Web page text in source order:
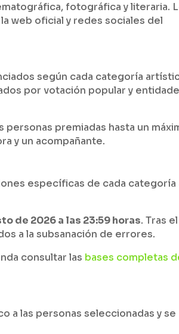
fotográfica y literaria.
web oficial y redes sociales del
según cada categoría
por votación popular y
premiadas hasta un
y un acompañante.
específicas de cada categoría
de 2026 a las 23:59 horas. Tras el
a la subsanación de errores.
consultar las bases completas
a las personas seleccionadas y se